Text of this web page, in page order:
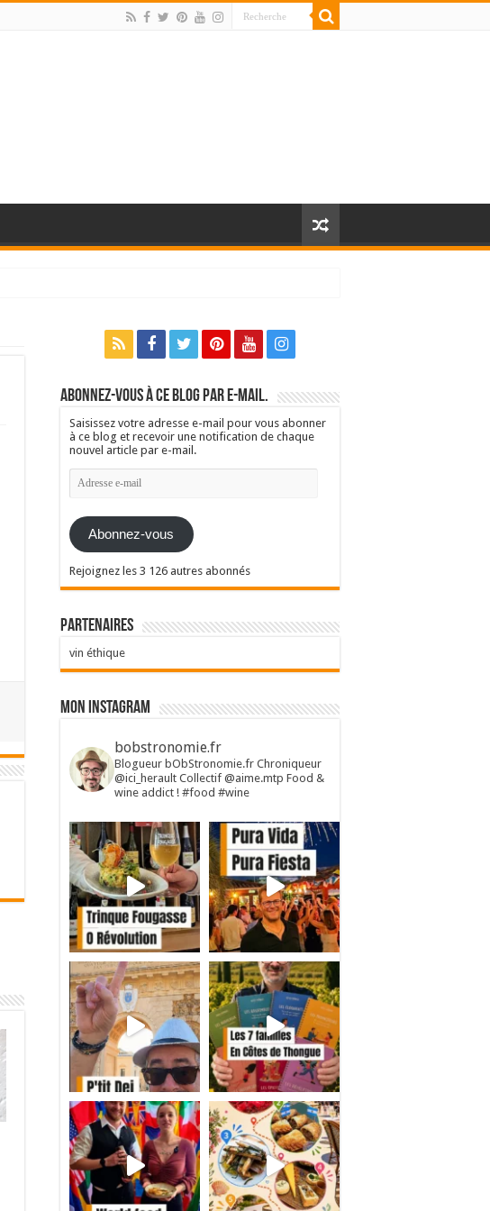
Abonnez-vous à ce blog par e-mail.
Saisissez votre adresse e-mail pour vous abonner
à ce blog et recevoir une notification de chaque
nouvel article par e-mail.
Adresse
e-
Abonnez-vous
Rejoignez les 3 126 autres abonnés
Partenaires
vin éthique
Mon Instagram
bobstronomie.fr
Blogueur bObStronomie.fr Chroniqueur
@ici_herault Collectif @aime.mtp Food &
wine addict ! #food #wine